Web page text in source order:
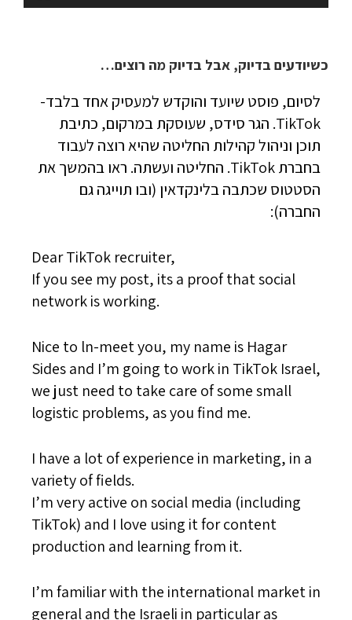
כשיודעים בדיוק, אבל בדיוק מה רוצים…
לסיום, פוסט שיועד והוקדש למעסיק אחד בלבד-
TikTok. הגר סידס, שעוסקת במרקום, כתיבת
תוכן וניהול קהילות החליטה שהיא רוצה לעבוד
בחברת TikTok. החליטה ועשתה. ראו בהמשך את
הסטטוס שכתבה בלינקדאין (ובו תוייגה גם
החברה):
Dear TikTok recruiter,
If you see my post, its a proof that social
network is working.
Nice to ln-meet you, my name is Hagar
Sides and I’m going to work in TikTok Israel,
we just need to take care of some small
logistic problems, as you find me.
I have a lot of experience in marketing, in a
variety of fields.
I’m very active on social media (including
TikTok) and I love using it for content
production and learning from it.
I’m familiar with the international market in
general and the Israeli in particular as